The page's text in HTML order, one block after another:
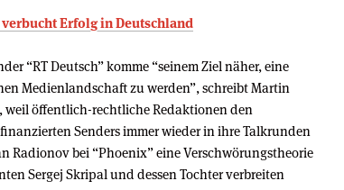
Erfolg in Deutschland
“RT Deutsch” komme “seinem Ziel näher, eine
Medienlandschaft zu werden”, schreibt Martin
weil öffentlich-rechtliche Redaktionen den
Senders immer wieder in ihre Talkrunden
Radionov bei “Phoenix” eine Verschwörungstheorie
Sergej Skripal und dessen Tochter verbreiten